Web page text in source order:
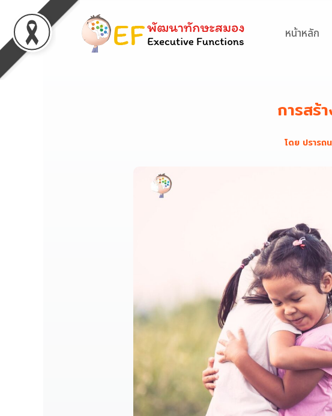
หน้าหลัก
การสร้
โดย ปรารถ